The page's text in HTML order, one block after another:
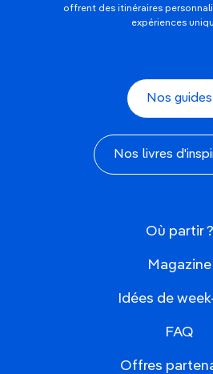
offrent des itinéraires
expériences
Nos guides
Nos livres
Où partir ?
Magazine
Idées de
FAQ
Offres